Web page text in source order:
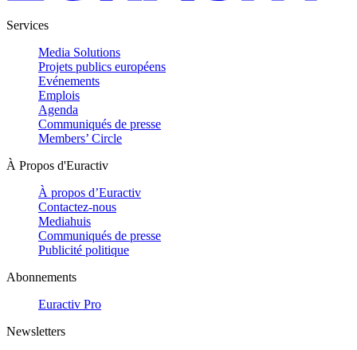
Services
Media Solutions
Projets publics européens
Evénements
Emplois
Agenda
Communiqués de presse
Members’ Circle
À Propos d'Euractiv
À propos d’Euractiv
Contactez-nous
Mediahuis
Communiqués de presse
Publicité politique
Abonnements
Euractiv Pro
Newsletters